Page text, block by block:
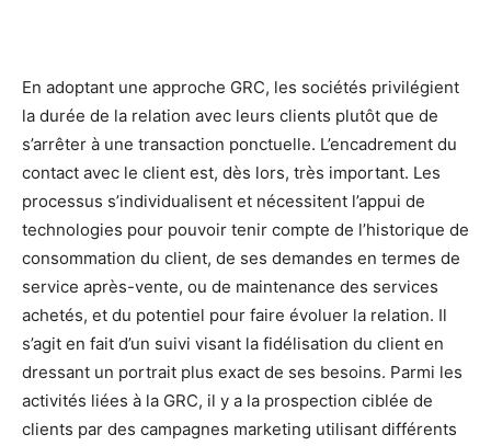
En adoptant une approche GRC, les sociétés privilégient
la durée de la relation avec leurs clients plutôt que de
s’arrêter à une transaction ponctuelle. L’encadrement du
contact avec le client est, dès lors, très important. Les
processus s’individualisent et nécessitent l’appui de
technologies pour pouvoir tenir compte de l’historique de
consommation du client, de ses demandes en termes de
service après-vente, ou de maintenance des services
achetés, et du potentiel pour faire évoluer la relation. Il
s’agit en fait d’un suivi visant la fidélisation du client en
dressant un portrait plus exact de ses besoins. Parmi les
activités liées à la GRC, il y a la prospection ciblée de
clients par des campagnes marketing utilisant différents